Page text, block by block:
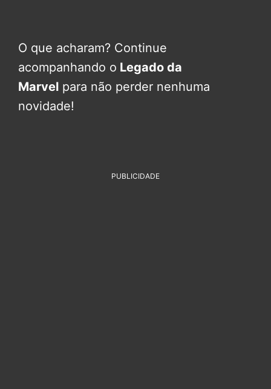
O que acharam? Continue
acompanhando o Legado da
Marvel para não perder nenhuma
novidade!
PUBLICIDADE